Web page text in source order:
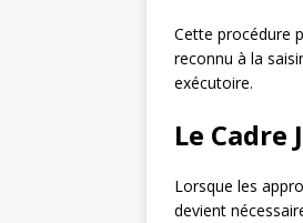
Cette procédure
reconnu à la
exécutoire.
Le
Lorsque les
devient